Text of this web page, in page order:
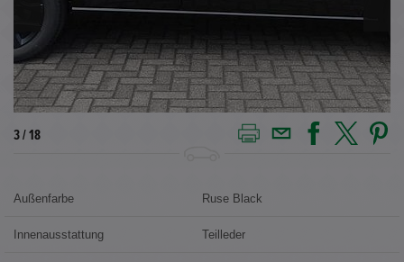
4 / 18
Außenfarbe Ruse Black
Innenausstattung Teilleder